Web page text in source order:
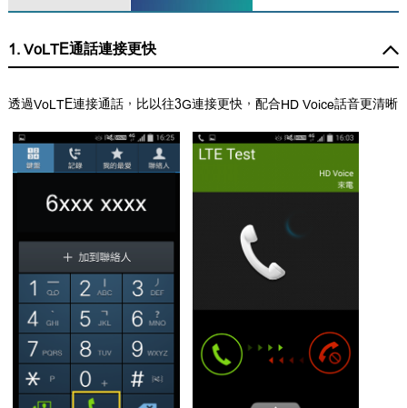
1. VoLTE通話連接更快
透過VoLTE連接通話，比以往3G連接更快，配合HD Voice話音更清晰